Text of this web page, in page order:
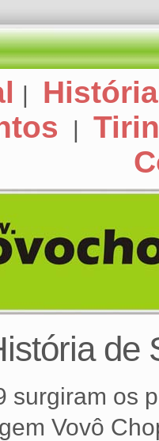
|
História
|
de
surgiram os
Vovô